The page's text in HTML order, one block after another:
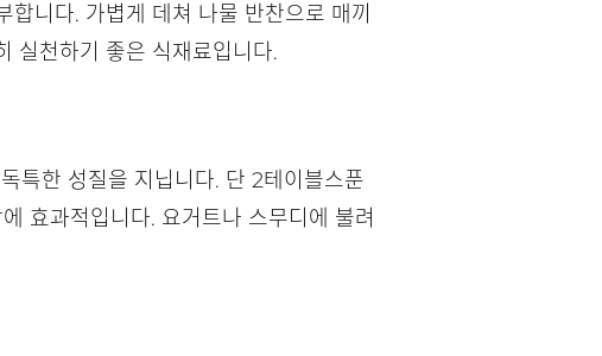
니다. 가볍게 데쳐 나물 반찬으로 매끼
실천하기 좋은 식재료입니다.
특한 성질을 지닙니다. 단 2테이블스푼
효과적입니다. 요거트나 스무디에 불려